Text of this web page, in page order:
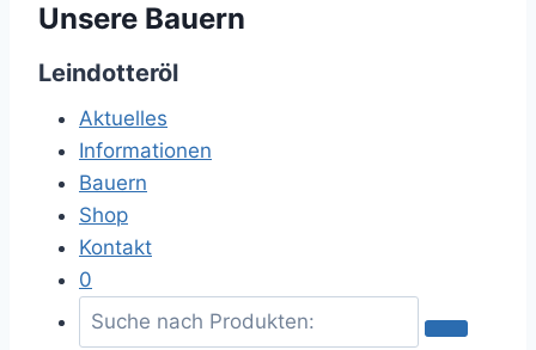
Unsere Bauern
Leindotteröl
Aktuelles
Informationen
Bauern
Shop
Kontakt
0
u